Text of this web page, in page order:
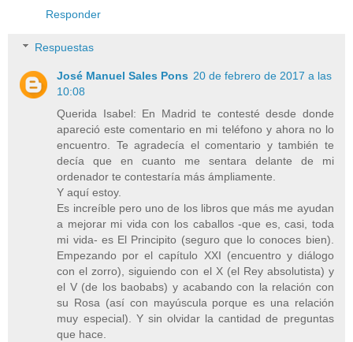
Responder
Respuestas
José Manuel Sales Pons 20 de febrero de 2017 a las
10:08
Querida Isabel: En Madrid te contesté desde donde
apareció este comentario en mi teléfono y ahora no lo
encuentro. Te agradecía el comentario y también te
decía que en cuanto me sentara delante de mi
ordenador te contestaría más ámpliamente.
Y aquí estoy.
Es increíble pero uno de los libros que más me ayudan
a mejorar mi vida con los caballos -que es, casi, toda
mi vida- es El Principito (seguro que lo conoces bien).
Empezando por el capítulo XXI (encuentro y diálogo
con el zorro), siguiendo con el X (el Rey absolutista) y
el V (de los baobabs) y acabando con la relación con
su Rosa (así con mayúscula porque es una relación
muy especial). Y sin olvidar la cantidad de preguntas
que hace.